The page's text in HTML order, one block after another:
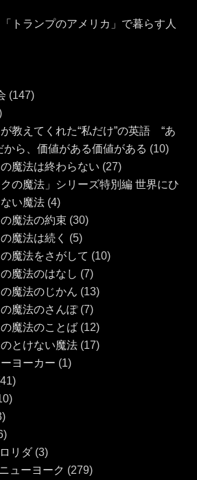
トランプのアメリカ」で暮らす人
(147)
教えてくれた“私だけ”の英語 “あ
から、価値がある価値がある (10)
魔法は終わらない (27)
クの魔法」シリーズ特別編 世界にひ
い魔法(4)
魔法の約束 (30)
魔法は続く
(5)
魔法をさがして (10)
魔法のはなし (7)
魔法のじかん (13)
魔法のさんぽ(7)
魔法のことば(12)
とけない魔法(17)
ヨーカー (1)
リダ(3)
ューヨーク (279)